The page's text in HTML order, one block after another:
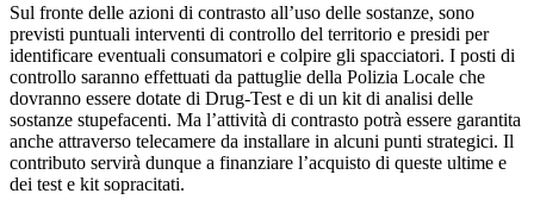
Sul fronte delle azioni di contrasto all’uso delle sostanze, sono
previsti puntuali interventi di controllo del territorio e presidi per
identificare eventuali consumatori e colpire gli spacciatori. I posti di
controllo saranno effettuati da pattuglie della Polizia Locale che
dovranno essere dotate di Drug-Test e di un kit di analisi delle
sostanze stupefacenti. Ma l’attività di contrasto potrà essere garantita
anche attraverso telecamere da installare in alcuni punti strategici. Il
contributo servirà dunque a finanziare l’acquisto di queste ultime e
dei test e kit sopracitati.